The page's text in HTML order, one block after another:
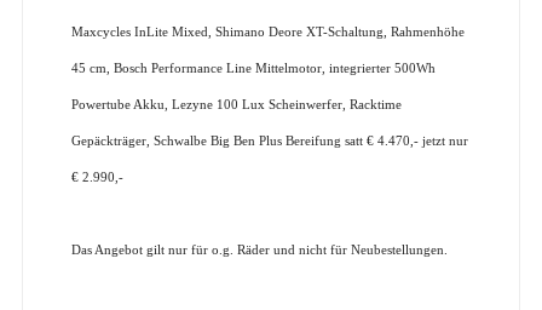
Maxcycles InLite Mixed, Shimano Deore XT-Schaltung, Rahmenhöhe
45 cm, Bosch Performance Line Mittelmotor, integrierter 500Wh
Powertube Akku, Lezyne 100 Lux Scheinwerfer, Racktime
Gepäckträger, Schwalbe Big Ben Plus Bereifung satt € 4.470,- jetzt nur
€ 2.990,-
Das Angebot gilt nur für o.g. Räder und nicht für Neubestellungen.